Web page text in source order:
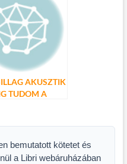
AKUSZTIK
TUDOM A
bemutatott kötetet és
a Libri webáruházában